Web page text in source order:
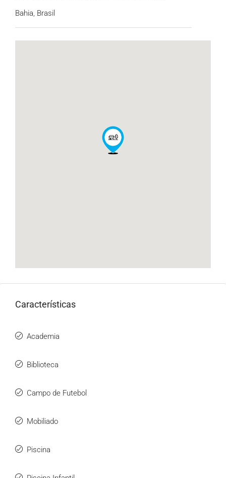
Bahia, Brasil
Características
Academia
Biblioteca
Campo de Futebol
Mobiliado
Piscina